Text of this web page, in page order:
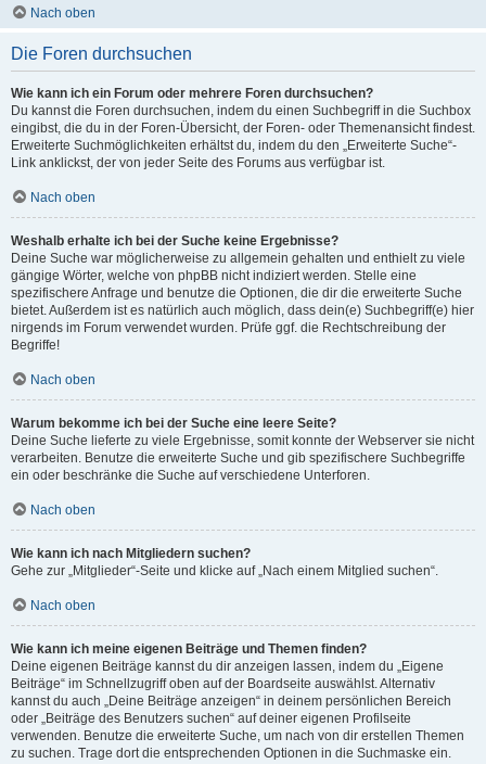
Nach oben
Die Foren durchsuchen
Wie kann ich ein Forum oder mehrere Foren durchsuchen?
Du kannst die Foren durchsuchen, indem du einen Suchbegriff in die Suchbox
eingibst, die du in der Foren-Übersicht, der Foren- oder Themenansicht findest.
Erweiterte Suchmöglichkeiten erhältst du, indem du den „Erweiterte Suche“-
Link anklickst, der von jeder Seite des Forums aus verfügbar ist.
Nach oben
Weshalb erhalte ich bei der Suche keine Ergebnisse?
Deine Suche war möglicherweise zu allgemein gehalten und enthielt zu viele
gängige Wörter, welche von phpBB nicht indiziert werden. Stelle eine
spezifischere Anfrage und benutze die Optionen, die dir die erweiterte Suche
bietet. Außerdem ist es natürlich auch möglich, dass dein(e) Suchbegriff(e) hier
nirgends im Forum verwendet wurden. Prüfe ggf. die Rechtschreibung der
Begriffe!
Nach oben
Warum bekomme ich bei der Suche eine leere Seite?
Deine Suche lieferte zu viele Ergebnisse, somit konnte der Webserver sie nicht
verarbeiten. Benutze die erweiterte Suche und gib spezifischere Suchbegriffe
ein oder beschränke die Suche auf verschiedene Unterforen.
Nach oben
Wie kann ich nach Mitgliedern suchen?
Gehe zur „Mitglieder“-Seite und klicke auf „Nach einem Mitglied suchen“.
Nach oben
Wie kann ich meine eigenen Beiträge und Themen finden?
Deine eigenen Beiträge kannst du dir anzeigen lassen, indem du „Eigene
Beiträge“ im Schnellzugriff oben auf der Boardseite auswählst. Alternativ
kannst du auch „Deine Beiträge anzeigen“ in deinem persönlichen Bereich
oder „Beiträge des Benutzers suchen“ auf deiner eigenen Profilseite
verwenden. Benutze die erweiterte Suche, um nach von dir erstellen Themen
zu suchen. Trage dort die entsprechenden Optionen in die Suchmaske ein.